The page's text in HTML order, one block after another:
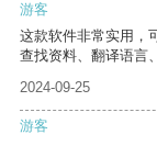
游客
这款软件非常实用，
查找资料、翻译语言
2024-09-25
游客